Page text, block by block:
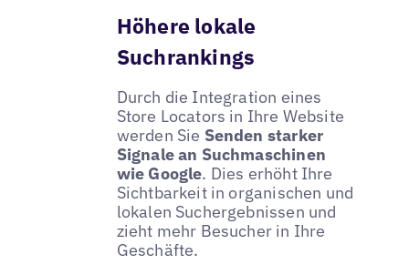
Höhere lokale
Suchrankings
Durch die Integration eines
Store Locators in Ihre Website
werden Sie Senden starker
Signale an Suchmaschinen
wie Google. Dies erhöht Ihre
Sichtbarkeit in organischen und
lokalen Suchergebnissen und
zieht mehr Besucher in Ihre
Geschäfte.